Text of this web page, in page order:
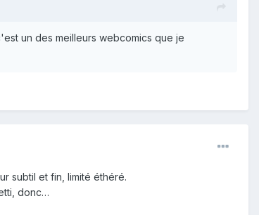
un des meilleurs webcomics que je
subtil et fin, limité éthéré.
donc…